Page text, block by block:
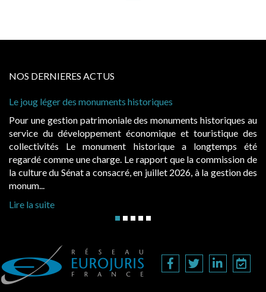
NOS DERNIERES ACTUS
Le joug léger des monuments historiques
Pour une gestion patrimoniale des monuments historiques au
service du développement économique et touristique des
collectivités Le monument historique a longtemps été
regardé comme une charge. Le rapport que la commission de
la culture du Sénat a consacré, en juillet 2026, à la gestion des
monum...
Lire la suite